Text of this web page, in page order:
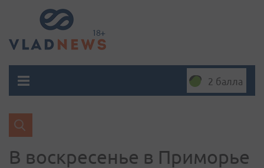
2 балла
В воскресенье в Приморье